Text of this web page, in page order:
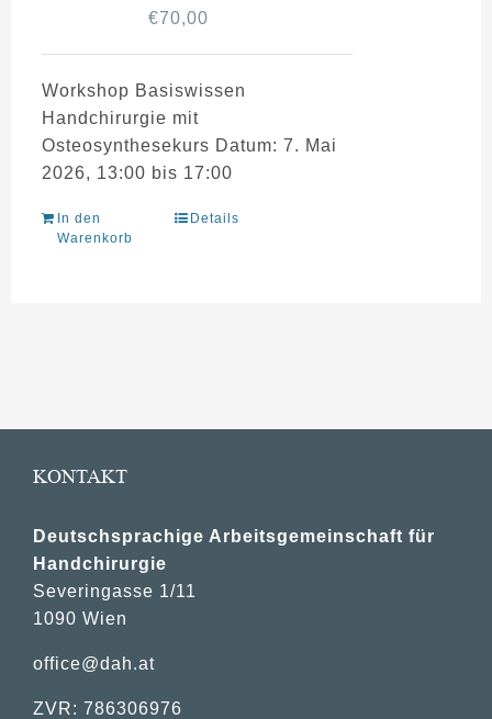
€70,00
Workshop Basiswissen
Handchirurgie mit
Osteosynthesekurs Datum: 7. Mai
2026, 13:00 bis 17:00
In den
Warenkorb
Details
KONTAKT
Deutschsprachige Arbeitsgemeinschaft für
Handchirurgie
Severingasse 1/11
1090 Wien
office@dah.at
ZVR: 786306976